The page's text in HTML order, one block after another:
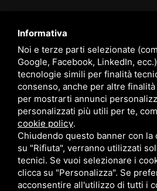
Informativa
Noi e terze parti selezionate
Google, Facebook, LinkedIn,
tecnologie simili per finalità
consenso, anche per altre
per mostrarti annunci
personalizzati più utili per te,
cookie policy.
Chiudendo questo banner con
su "Rifiuta", verranno utilizzati
tecnici. Se vuoi selezionare i
clicca su "Personalizza". Se
acconsentire all'utilizzo di tutti i
Lido delle Nazioni
Lido delle Nazioni
Lido degli Estensi
Eraclea Mare